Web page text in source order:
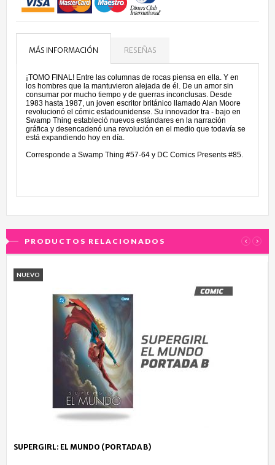
MÁS INFORMACIÓN RESEÑAS
¡TOMO FINAL! Entre las columnas de rocas piensa en ella. Y en
los hombres que la mantuvieron alejada de él. De un amor sin
consumar por mucho tiempo y de guerras inconclusas. Desde
1983 hasta 1987, un joven escritor británico llamado Alan Moore
revolucionó el cómic estadounidense. Su innovador tra - bajo en
Swamp Thing estableció nuevos estándares en la narración
gráfica y desencadenó una revolución en el medio que todavía se
está expandiendo hoy en día.
Corresponde a Swamp Thing #57-64 y DC Comics Presents #85.
PRODUCTOS RELACIONADOS ‹ ›
NUEVO
SUPERGIRL: EL MUNDO (PORTADA B)